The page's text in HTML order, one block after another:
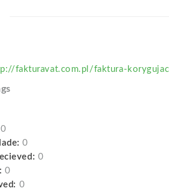
fakturavat.com.pl/faktura-
0
0
0
0
0